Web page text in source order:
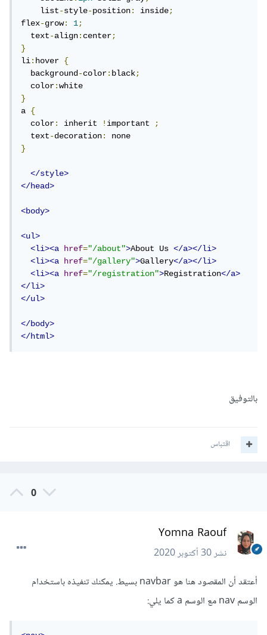
    list
-style-position: inside;
flex-grow: 1;
  text
-align:center;
}
li:hover {
  background
-color:black;
  color
:
}
a {
  color
: inherit !important ;
  text
-decoration:
}
</style>
</head>
<body>
<ul>
<li><a
href="/about">About Us </a></li>
<li><a
href="/gallery">Gallery</a></li>
<li><a
href="/registration">Registration</a>
</li>
</ul>
</body>
</html>
بالتوفيق
اقتباس
0
Yomna Raouf
نشر30 أكتوبر 2020
أعتقد أن المقصود هنا هو navbar بسيط. يمكنك تنفيذه باستخدام
الوسم nav مع الوسم a كما يلي: